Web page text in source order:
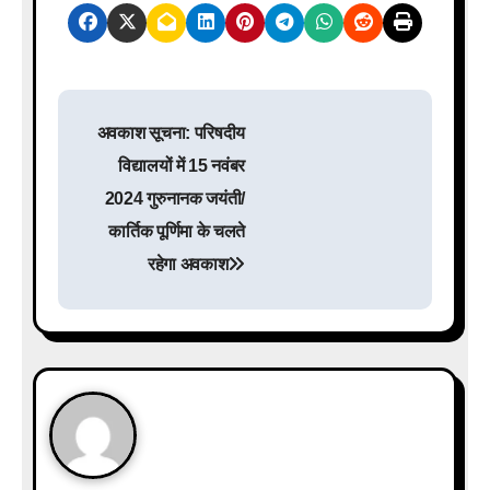
a
v
i
g
अवकाश सूचना: परिषदीय
विद्यालयों में 15 नवंबर
2024 गुरुनानक जयंती/
कार्तिक पूर्णिमा के चलते
रहेगा अवकाश